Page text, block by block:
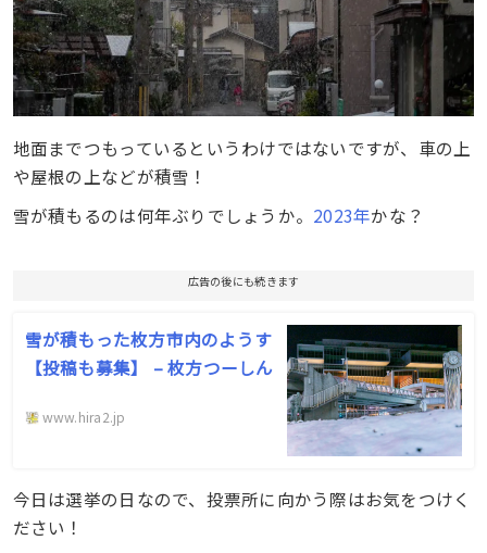
地面までつもっているというわけではないですが、車の上
や屋根の上などが積雪！
雪が積もるのは何年ぶりでしょうか。 2023年かな？
広告の後にも続きます
雪が積もった枚方市内のようす
【投稿も募集】 – 枚方つーしん
www.hira2.jp
今日は選挙の日なので、投票所に向かう際はお気をつけく
ださい！